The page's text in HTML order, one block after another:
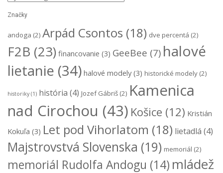
Značky
andoga (2) Arpád Csontos (18) dve percentá (2)
F2B (23) financovanie (3) GeeBee (7) halové
lietanie (34) halové modely(3) historické modely (2)
historiky(1) história (4) Jozef Gábriš (2) Kamenica
nad Cirochou (43) Košice (12) Kristián
Kokuľa (3) Let pod Vihorlatom (18) lietadlá (4)
Majstrovstvá Slovenska (19) memoriál (2)
memoriál Rudolfa Andogu (14) mládež